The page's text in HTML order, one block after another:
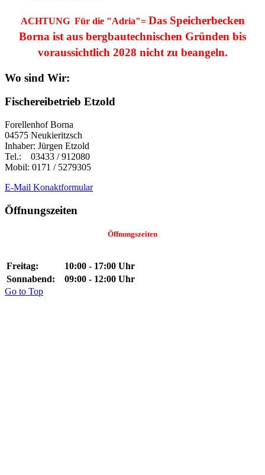
ACHTUNG Für die "Adria"= Das Speicherbecken
Borna ist aus bergbautechnischen Gründen bis
voraussichtlich 2028 nicht zu beangeln.
Wo sind Wir:
Fischereibetrieb Etzold
Forellenhof Borna
04575 Neukieritzsch
Inhaber: Jürgen Etzold
Tel.: 03433 / 912080
Mobil: 0171 / 5279305
E-Mail Konaktformular
Öffnungszeiten
Öffnungszeiten
Freitag:
10:00 - 17:00 Uhr
Sonnabend:
09:00 - 12:00 Uhr
Go to Top